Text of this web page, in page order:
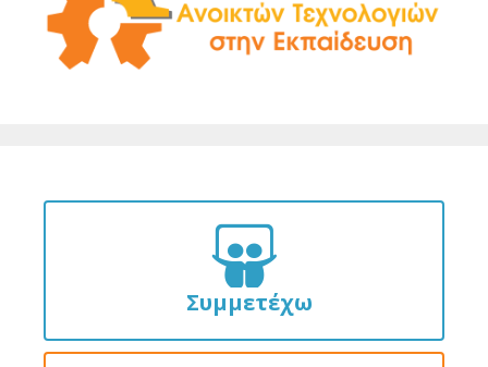
Συμμετέχω